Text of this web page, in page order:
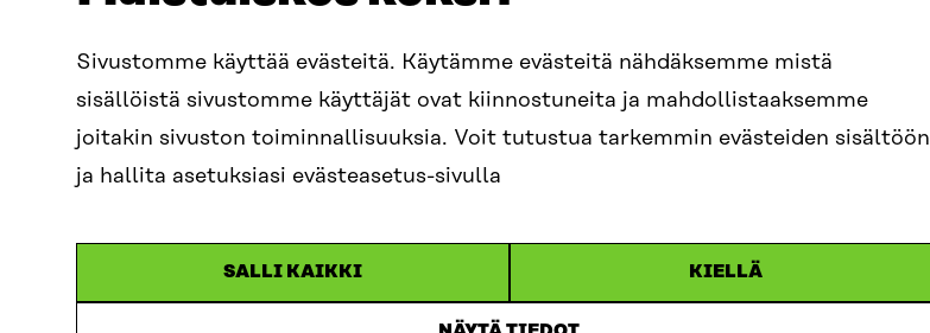
Sivustomme käyttää evästeitä. Käytämme evästeitä nähdäksemme mistä
sisällöistä sivustomme käyttäjät ovat kiinnostuneita ja mahdollistaaksemme
joitakin sivuston toiminnallisuuksia. Voit tutustua tarkemmin evästeiden sisältöön
ja hallita asetuksiasi evästeasetus-sivulla
SALLI KAIKKI KIELLÄ
ADDRESS
160,
00181 Helsinki
How to get to Sitra?
BUSINESS ID
TELEPHONE
EMAIL
firstname.lastname@sitra.fi